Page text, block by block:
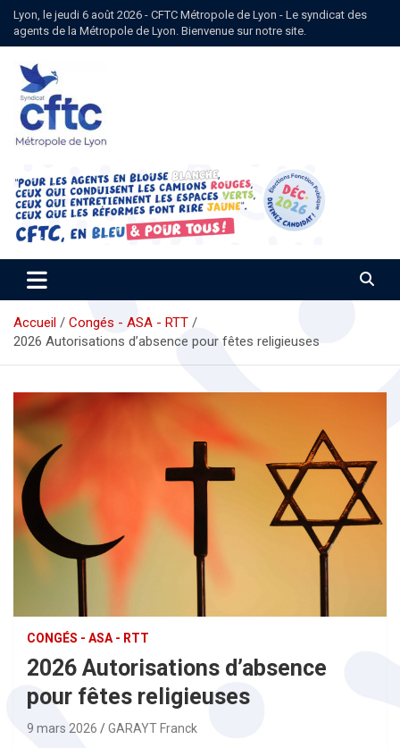
Aller
contenu
Lyon, le jeudi 6 août 2026 - CFTC Métropole de Lyon - Le syndicat des
agents de la Métropole de Lyon. Bienvenue sur notre site.
Syndicat CFTC Métropole de
Lyon
Accueil
Congés - ASA - RTT
2026 Autorisations d’absence pour fêtes religieuses
CONGÉS - ASA - RTT
2026 Autorisations d’absence
pour fêtes religieuses
9 mars 2026 GARAYT Franck